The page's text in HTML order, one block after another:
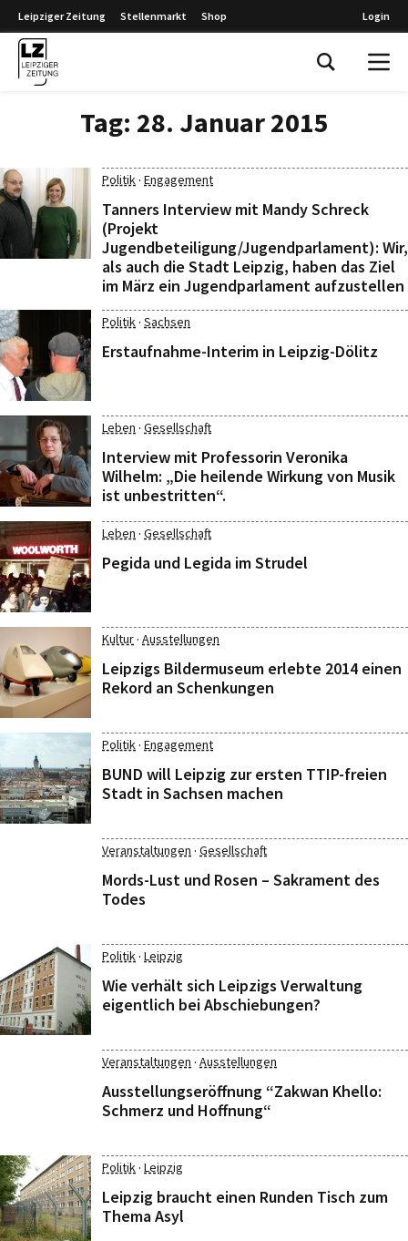
Leipziger Zeitung Stellenmarkt Shop Login
Tag: 28. Januar 2015
Politik· Engagement
Tanners Interview mit Mandy Schreck
(Projekt
Jugendbeteiligung/Jugendparlament): Wir,
als auch die Stadt Leipzig, haben das Ziel
im März ein Jugendparlament aufzustellen
Politik· Sachsen
Erstaufnahme-Interim in Leipzig-Dölitz
Leben · Gesellschaft
Interview mit Professorin Veronika
Wilhelm: „Die heilende Wirkung von Musik
ist unbestritten“.
Leben · Gesellschaft
Pegida und Legida im Strudel
Kultur· Ausstellungen
Leipzigs Bildermuseum erlebte 2014 einen
Rekord an Schenkungen
Politik· Engagement
BUND will Leipzig zur ersten TTIP-freien
Stadt in Sachsen machen
Veranstaltungen · Gesellschaft
Mords-Lust und Rosen – Sakrament des
Todes
Politik· Leipzig
Wie verhält sich Leipzigs Verwaltung
eigentlich bei Abschiebungen?
Veranstaltungen · Ausstellungen
Ausstellungseröffnung “Zakwan Khello:
Schmerz und Hoffnung“
Politik· Leipzig
Leipzig braucht einen Runden Tisch zum
Thema Asyl